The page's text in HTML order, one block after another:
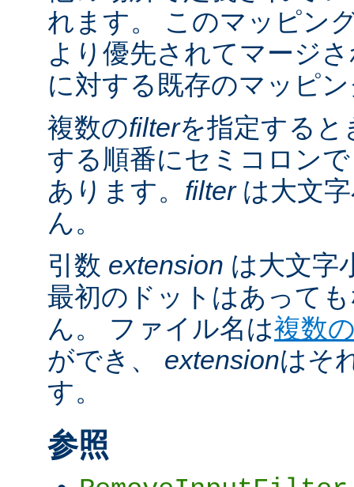
れます。 このマッピン
より優先されてマージ
に対する既存のマッピ
複数のfilterを指定すると
する順番にセミコロン
あります。 filterは大文
ん。
引数 extension は大文字
最初のドットはあって
ん。 ファイル名は複数
ができ、 extensionはそ
す。
参照